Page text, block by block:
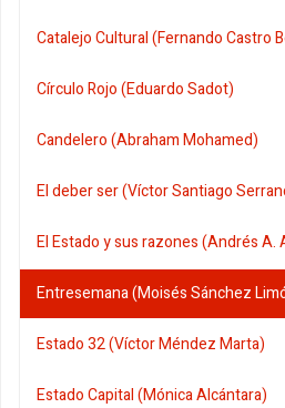
Catalejo Cultural (Fernando Castro
Círculo Rojo (Eduardo Sadot)
Candelero (Abraham Mohamed)
El deber ser (Víctor Santiago
El Estado y sus razones (Andrés A.
Entresemana (Moisés Sánchez
Estado 32 (Víctor Méndez Marta)
Estado Capital (Mónica Alcántara)